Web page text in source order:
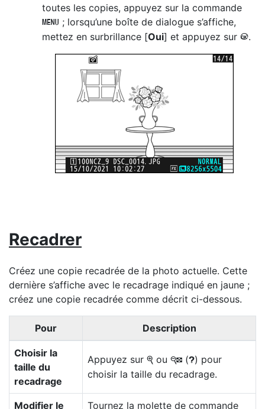
toutes les copies, appuyez sur la commande
G ; lorsqu’une boîte de dialogue s’affiche,
mettez en surbrillance [Oui] et appuyez sur J.
Recadrer
Créez une copie recadrée de la photo actuelle. Cette
dernière s’affiche avec le recadrage indiqué en jaune ;
créez une copie recadrée comme décrit ci-dessous.
Pour Description
Choisir la
taille du
recadrage
Appuyez sur X ou W (Q) pour
choisir la taille du recadrage.
Modifier le
Tournez la molette de commande